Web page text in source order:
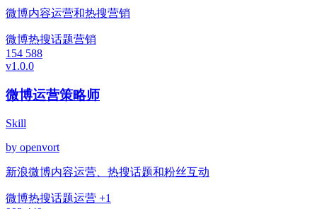
微博内容运营和热搜营销
微博热搜话题营销
154 588
v1.0.0
微博运营策略师
Skill
by openvort
新浪微博内容运营、热搜话题和粉丝互动
微博热搜话题运营 +1